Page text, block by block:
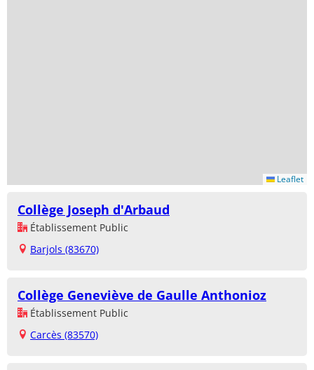
Leaflet
Collège Joseph d'Arbaud
Établissement Public
Barjols (83670)
Collège Geneviève de Gaulle Anthonioz
Établissement Public
Carcès (83570)